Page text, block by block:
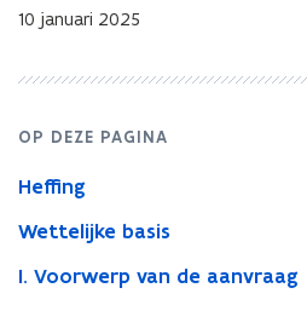
10 januari 2025
OP DEZE PAGINA
Heffing
Wettelijke basis
I. Voorwerp van de aanvraag